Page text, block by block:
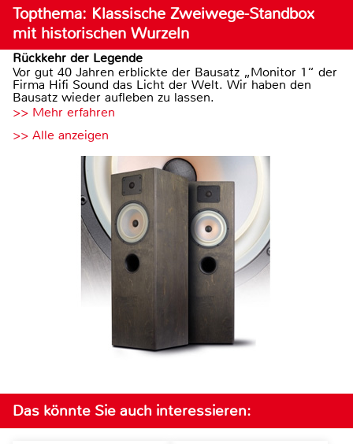
Topthema: Klassische Zweiwege-Standbox
mit historischen Wurzeln
Rückkehr der Legende
Vor gut 40 Jahren erblickte der Bausatz „Monitor 1“ der
Firma Hifi Sound das Licht der Welt. Wir haben den
Bausatz wieder aufleben zu lassen.
>> Mehr erfahren
>> Alle anzeigen
Das könnte Sie auch interessieren: